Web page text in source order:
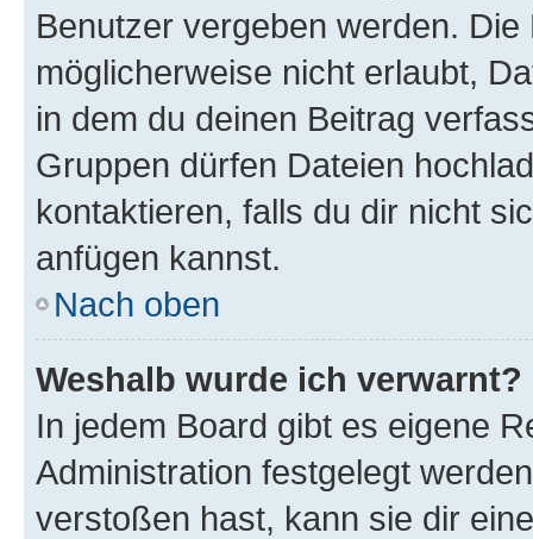
Benutzer vergeben werden.
möglicherweise nicht erlaubt,
in dem du deinen Beitrag
Gruppen dürfen Dateien
kontaktieren, falls du dir nicht
anfügen kannst.
Nach oben
Weshalb wurde ich verwarnt?
In jedem Board gibt es eigene
Administration festgelegt
verstoßen hast, kann sie dir